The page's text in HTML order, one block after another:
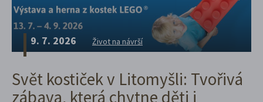
9. 7. 2026 Život na návrší
Svět kostiček v Litomyšli: Tvořivá
zábava, která chytne děti i